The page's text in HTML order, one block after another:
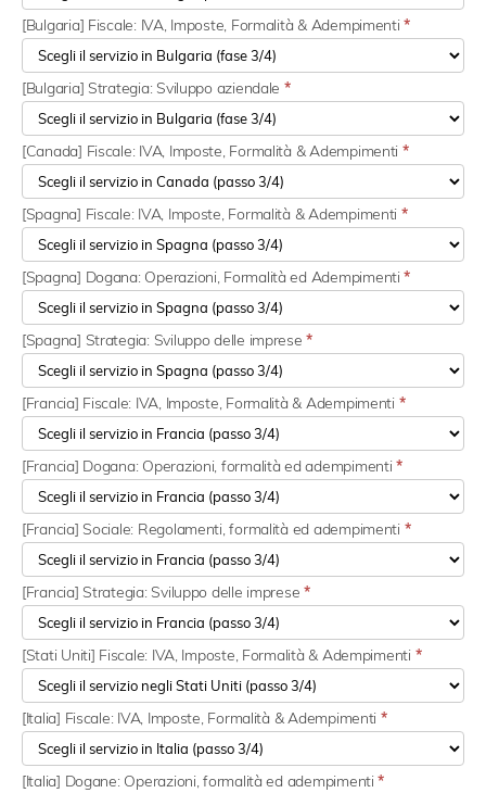
[Bulgaria] Fiscale: IVA, Imposte, Formalità & Adempimenti*
[Bulgaria] Strategia: Sviluppo aziendale *
[Canada] Fiscale: IVA, Imposte, Formalità & Adempimenti *
[Spagna] Fiscale: IVA, Imposte, Formalità & Adempimenti *
[Spagna] Dogana: Operazioni, Formalità ed Adempimenti*
[Spagna] Strategia: Sviluppo delle imprese*
[Francia] Fiscale: IVA, Imposte, Formalità & Adempimenti *
[Francia] Dogana: Operazioni, formalità ed adempimenti*
[Francia] Sociale: Regolamenti, formalità ed adempimenti *
[Francia] Strategia: Sviluppo delle imprese*
[Stati Uniti] Fiscale: IVA, Imposte, Formalità & Adempimenti *
[Italia] Fiscale: IVA, Imposte, Formalità & Adempimenti *
[Italia] Dogane: Operazioni, formalità ed adempimenti*